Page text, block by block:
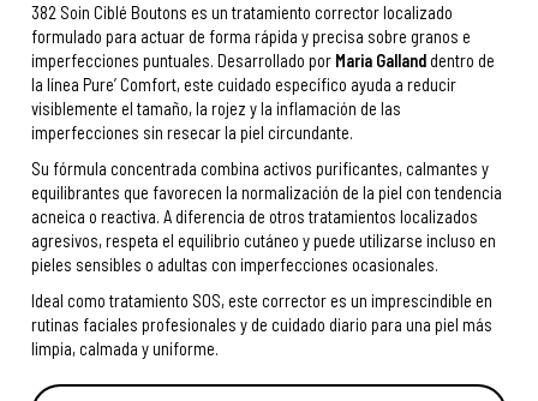
382 Soin Ciblé Boutons es un tratamiento corrector localizado
formulado para actuar de forma rápida y precisa sobre granos e
imperfecciones puntuales. Desarrollado por Maria Galland dentro de
la línea Pure’ Comfort, este cuidado específico ayuda a reducir
visiblemente el tamaño, la rojez y la inflamación de las
imperfecciones sin resecar la piel circundante.
Su fórmula concentrada combina activos purificantes, calmantes y
equilibrantes que favorecen la normalización de la piel con tendencia
acneica o reactiva. A diferencia de otros tratamientos localizados
agresivos, respeta el equilibrio cutáneo y puede utilizarse incluso en
pieles sensibles o adultas con imperfecciones ocasionales.
Ideal como tratamiento SOS, este corrector es un imprescindible en
rutinas faciales profesionales y de cuidado diario para una piel más
limpia, calmada y uniforme.